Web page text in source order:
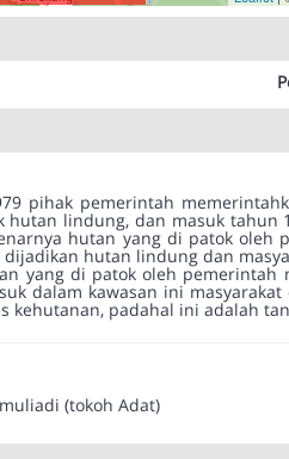
pihak pemerintah
hutan lindung, dan masuk
hutan yang di patok oleh
hutan lindung dan
yang di patok oleh
dalam kawasan ini
kehutanan, padahal ini adalah
(tokoh Adat)